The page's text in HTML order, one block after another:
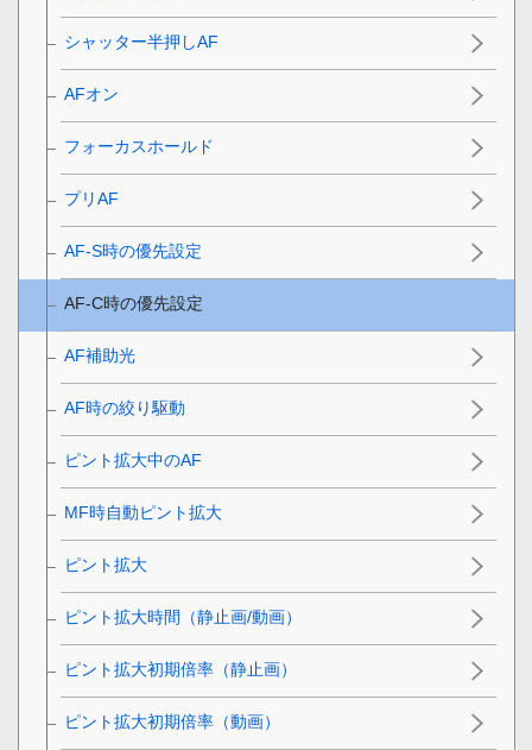
シャッター半押しAF
AFオン
フォーカスホールド
プリAF
AF-S時の優先設定
AF-C時の優先設定
AF補助光
AF時の絞り駆動
ピント拡大中のAF
MF時自動ピント拡大
ピント拡大
ピント拡大時間 （静止画/動画）
ピント拡大初期倍率 （静止画）
ピント拡大初期倍率 （動画）